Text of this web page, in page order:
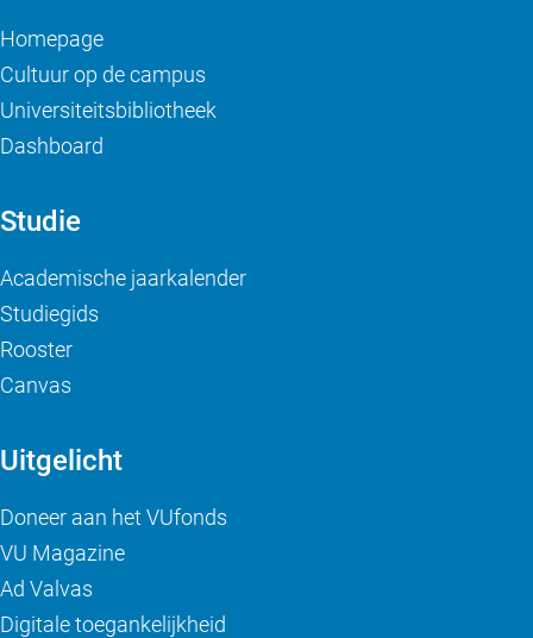
Homepage
Cultuur op de campus
Universiteitsbibliotheek
Dashboard
Studie
Academische jaarkalender
Studiegids
Rooster
Canvas
Uitgelicht
Doneer aan het VUfonds
VU Magazine
Ad Valvas
Digitale toegankelijkheid